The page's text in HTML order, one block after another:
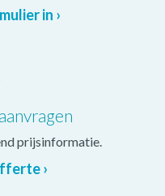
in ›
prijsinformatie.
›